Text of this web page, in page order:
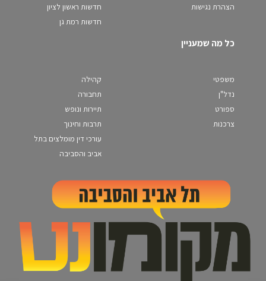
הצהרת נגישות
חדשות ראשון לציון
חדשות רמת גן
כל מה שמעניין
משפטי
נדל"ן
ספורט
צרכנות
קהילה
תחבורה
תיירות ונופש
תרבות וחינוך
עורכי דין מומלצים בתל
אביב והסביבה